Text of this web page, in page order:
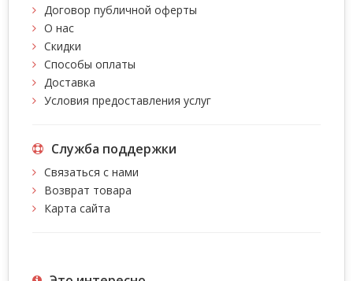
Договор публичной оферты
О нас
Скидки
Способы оплаты
Доставка
Условия предоставления услуг
Служба поддержки
Связаться с нами
Возврат товара
Карта сайта